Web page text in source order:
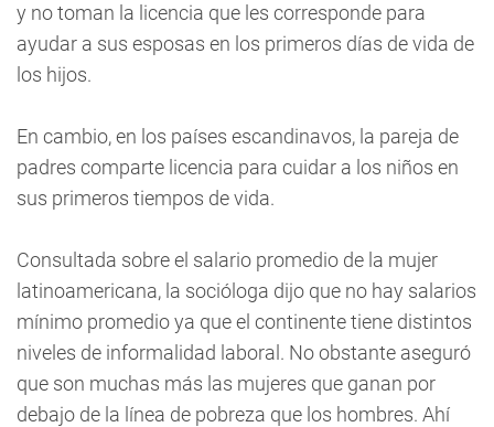
y no toman la licencia que les corresponde para
ayudar a sus esposas en los primeros días de vida de
los hijos.
En cambio, en los países escandinavos, la pareja de
padres comparte licencia para cuidar a los niños en
sus primeros tiempos de vida.
Consultada sobre el salario promedio de la mujer
latinoamericana, la socióloga dijo que no hay salarios
mínimo promedio ya que el continente tiene distintos
niveles de informalidad laboral. No obstante aseguró
que son muchas más las mujeres que ganan por
debajo de la línea de pobreza que los hombres. Ahí